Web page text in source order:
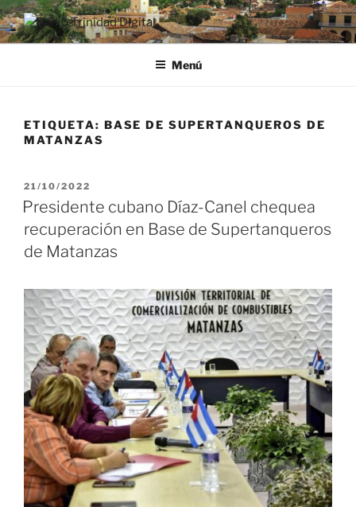
Saltar
al
contenido
RADIO TRINIDAD DIGITAL
Desde la Ciudad Museo del Caribe
Menú
ETIQUETA: BASE DE SUPERTANQUEROS DE
MATANZAS
PUBLICADO
EL
21/10/2022
Presidente cubano Díaz-Canel chequea
recuperación en Base de Supertanqueros
de Matanzas